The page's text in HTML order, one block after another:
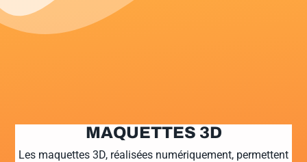
MAQUETTES 3D
Les maquettes 3D, réalisées numériquement, permettent